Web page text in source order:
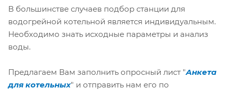
В большинстве случаев подбор станции для
водогрейной котельной является индивидуальным.
Необходимо знать исходные параметры и анализ
воды.
Предлагаем Вам заполнить опросный лист "Анкета
для котельных" и отправить нам его по